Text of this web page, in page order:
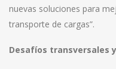
nuevas soluciones para
transporte de cargas”.
Desafíos transversales